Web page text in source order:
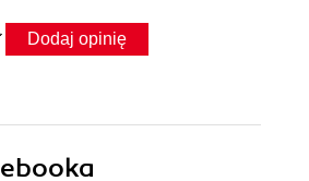
Dodaj opinię
ebooka